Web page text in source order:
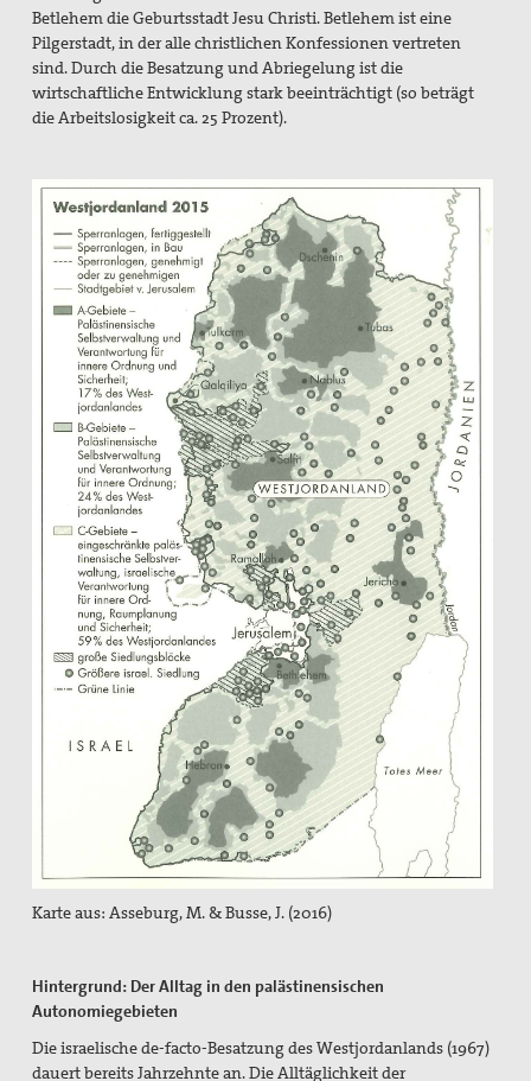
Betlehem die Geburtsstadt Jesu Christi. Betlehem ist eine
Pilgerstadt, in der alle christlichen Konfessionen vertreten
sind. Durch die Besatzung und Abriegelung ist die
wirtschaftliche Entwicklung stark beeinträchtigt (so beträgt
die Arbeitslosigkeit ca. 25 Prozent).
Karte aus: Asseburg, M. & Busse, J. (2016)
Hintergrund: Der Alltag in den palästinensischen
Autonomiegebieten
Die israelische de-facto-Besatzung des Westjordanlands (1967)
dauert bereits Jahrzehnte an. Die Alltäglichkeit der